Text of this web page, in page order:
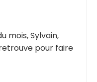
mois, Sylvain,
pour faire